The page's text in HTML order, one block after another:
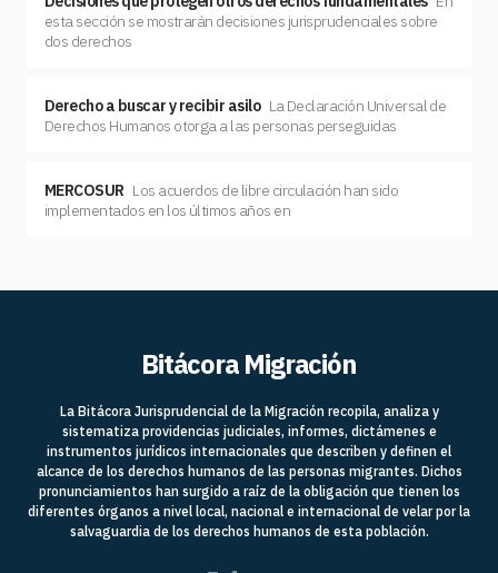
esta sección se mostrarán decisiones jurisprudenciales sobre
dos derechos
Derecho a buscar y recibir asilo La Declaración Universal de
Derechos Humanos otorga a las personas perseguidas
MERCOSUR Los acuerdos de libre circulación han sido
implementados en los últimos años en
Bitácora Migración
La Bitácora Jurisprudencial de la Migración recopila, analiza y
sistematiza providencias judiciales, informes, dictámenes e
instrumentos jurídicos internacionales que describen y definen el
alcance de los derechos humanos de las personas migrantes. Dichos
pronunciamientos han surgido a raíz de la obligación que tienen los
diferentes órganos a nivel local, nacional e internacional de velar por la
salvaguardia de los derechos humanos de esta población.